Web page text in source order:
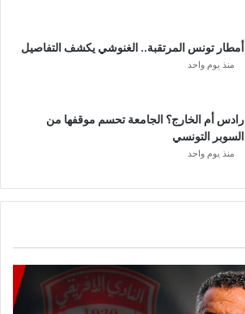
أمطار تونس المرتقبة.. الغنوشي يكشف التفاصيل
منذ يوم واحد
رادس أم الخارج؟ الجامعة تحسم موقفها من
السوبر التونسي
منذ يوم واحد